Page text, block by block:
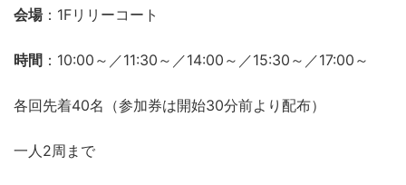
会場：1Fリリーコート
時間 ：10:00～／11:30～／14:00～／15:30～／17:00～
各回先着40名（参加券は開始30分前より配布）
一人2周まで